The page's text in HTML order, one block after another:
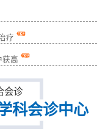
疗
高
会诊
科会诊中心